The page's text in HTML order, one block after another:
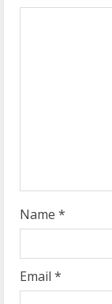
g
Name *
Email *